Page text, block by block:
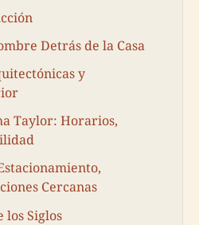
Detrás de la Casa
y
Taylor: Horarios,
Cercanas
los Siglos